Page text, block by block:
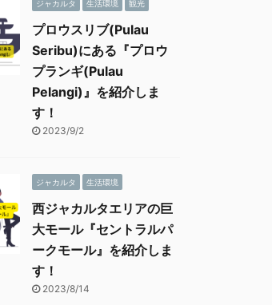
ジャカルタ 生活環境 観光
プロウスリブ(Pulau
Seribu)にある『プロウ
プランギ(Pulau
Pelangi)』を紹介しま
す！
2023/9/2
ジャカルタ 生活環境
西ジャカルタエリアの巨
大モール『セントラルパ
ークモール』を紹介しま
す！
2023/8/14